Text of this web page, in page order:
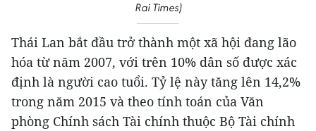
Rai Times)
Thái Lan bắt đầu trở thành một xã hội đang lão
hóa từ năm 2007, với trên 10% dân số được xác
định là người cao tuổi. Tỷ lệ này tăng lên 14,2%
trong năm 2015 và theo tính toán của Văn
phòng Chính sách Tài chính thuộc Bộ Tài chính